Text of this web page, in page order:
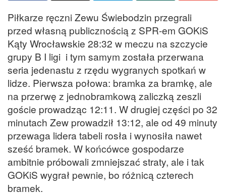
Piłkarze ręczni Zewu Świebodzin przegrali
przed własną publicznością z SPR-em GOKiS
Kąty Wrocławskie 28:32 w meczu na szczycie
grupy B I ligi i tym samym została przerwana
seria jedenastu z rzędu wygranych spotkań w
lidze. Pierwsza połowa: bramka za bramkę, ale
na przerwę z jednobramkową zaliczką zeszli
goście prowadząc 12:11. W drugiej części po 32
minutach Zew prowadził 13:12, ale od 49 minuty
przewaga lidera tabeli rosła i wynosiła nawet
sześć bramek. W końcówce gospodarze
ambitnie próbowali zmniejszać straty, ale i tak
GOKiS wygrał pewnie, bo różnicą czterech
bramek.